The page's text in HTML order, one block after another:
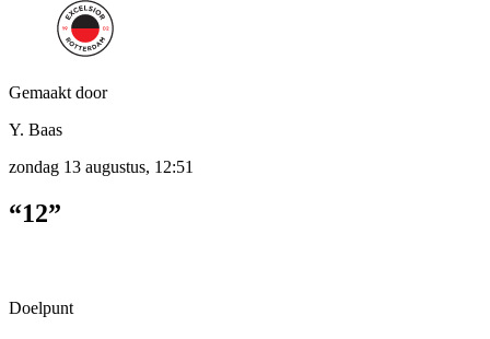
Gemaakt door
Y. Baas
zondag 13 augustus, 12:51
“12”
Doelpunt